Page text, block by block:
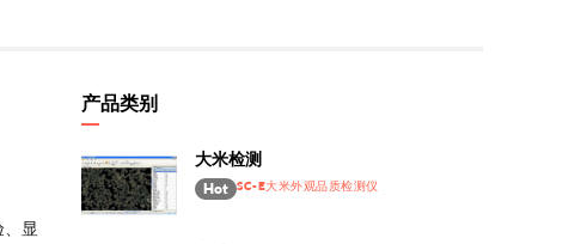
显
产品类别
大米检测
Hot SC-E大米外观品质检测仪